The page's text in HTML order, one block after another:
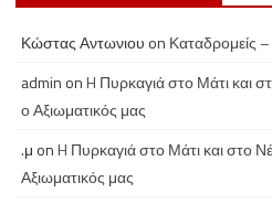
Κώστας Αντωνιου on Καταδρομείς
admin onH Πυρκαγιά στο Μάτι και
ο Αξιωματικός μας
.μ onH Πυρκαγιά στο Μάτι και στο
Αξιωματικός μας